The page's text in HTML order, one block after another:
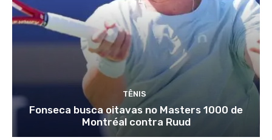
TÊNIS
Fonseca busca oitavas no Masters 1000 de
Montréal contra Ruud